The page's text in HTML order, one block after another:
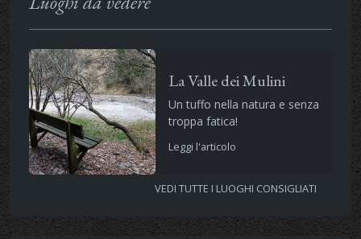
La Valle dei Mulini
Un tuffo nella natura e senza
troppa fatica!
Leggi l'articolo
VEDI TUTTE I LUOGHI CONSIGLIATI